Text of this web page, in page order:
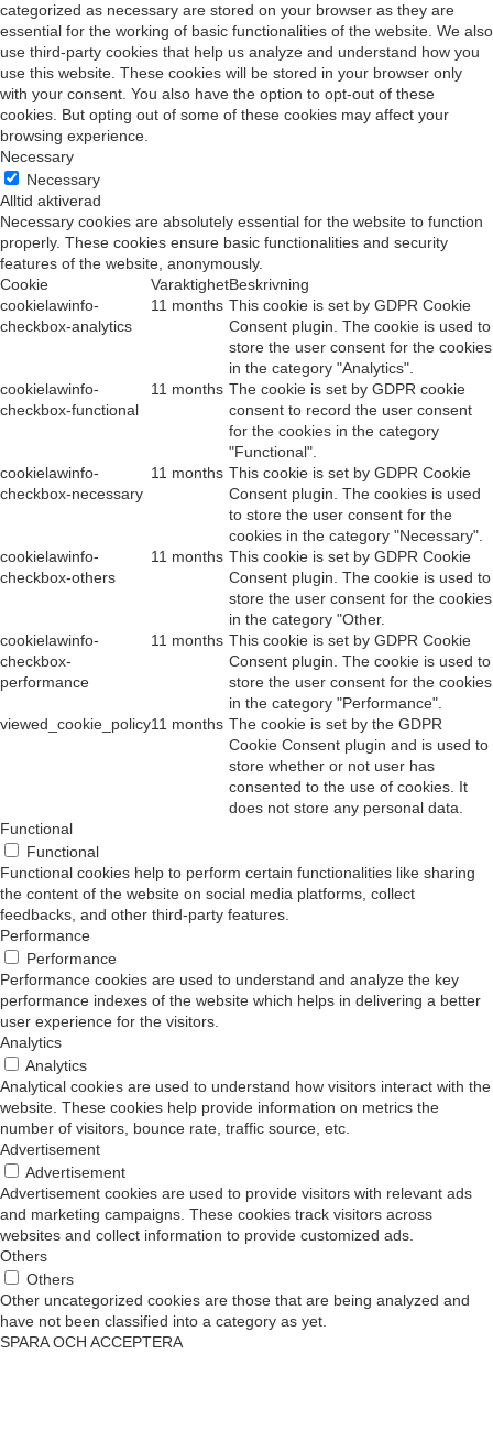
categorized as necessary are stored on your browser as they are
essential for the working of basic functionalities of the website. We also
use third-party cookies that help us analyze and understand how you
use this website. These cookies will be stored in your browser only
with your consent. You also have the option to opt-out of these
cookies. But opting out of some of these cookies may affect your
browsing experience.
Necessary
Necessary
Alltid aktiverad
Necessary cookies are absolutely essential for the website to function
properly. These cookies ensure basic functionalities and security
features of the website, anonymously.
Cookie
VaraktighetBeskrivning
cookielawinfo-
checkbox-analytics
11 months This cookie is set by GDPR Cookie
Consent plugin. The cookie is used to
store the user consent for the cookies
in the category "Analytics".
cookielawinfo-
checkbox-functional
11 months The cookie is set by GDPR cookie
consent to record the user consent
for the cookies in the category
"Functional".
cookielawinfo-
checkbox-necessary
11 months This cookie is set by GDPR Cookie
Consent plugin. The cookies is used
to store the user consent for the
cookies in the category "Necessary".
cookielawinfo-
checkbox-others
11 months This cookie is set by GDPR Cookie
Consent plugin. The cookie is used to
store the user consent for the cookies
in the category "Other.
cookielawinfo-
checkbox-
performance
11 months This cookie is set by GDPR Cookie
Consent plugin. The cookie is used to
store the user consent for the cookies
in the category "Performance".
viewed_cookie_policy11 months The cookie is set by the GDPR
Cookie Consent plugin and is used to
store whether or not user has
consented to the use of cookies. It
does not store any personal data.
Functional
Functional
Functional cookies help to perform certain functionalities like sharing
the content of the website on social media platforms, collect
feedbacks, and other third-party features.
Performance
Performance
Performance cookies are used to understand and analyze the key
performance indexes of the website which helps in delivering a better
user experience for the visitors.
Analytics
Analytics
Analytical cookies are used to understand how visitors interact with the
website. These cookies help provide information on metrics the
number of visitors, bounce rate, traffic source, etc.
Advertisement
Advertisement
Advertisement cookies are used to provide visitors with relevant ads
and marketing campaigns. These cookies track visitors across
websites and collect information to provide customized ads.
Others
Others
Other uncategorized cookies are those that are being analyzed and
have not been classified into a category as yet.
SPARA OCH ACCEPTERA